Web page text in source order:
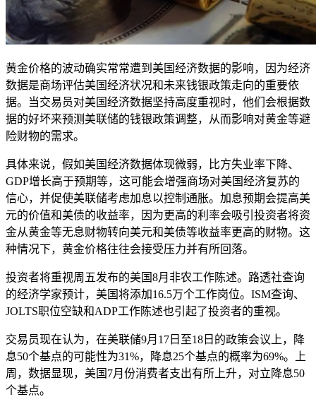
黄金价格的波动确实常常遭到美国经济数据的影响，因为经济
数据是商场评估美国经济状况和未来钱银政策走向的重要依
据。当交易员对美国经济数据坚持高度重视时，他们会根据数
据的好坏来预测美联储的钱银政策调整，从而影响对黄金等避
险财物的需求。
具体来说，假如美国经济数据体现微弱，比方失业率下降、
GDP增长高于预期等，这可能会增强商场对美国经济复苏的
信心，并促使美联储考虑加息以控制通胀。加息预期会提高美
元的价值和美债的收益率，因为更高的利率会吸引投资者将资
金从黄金等无息财物转向美元和美债等收益率更高的财物。这
种情况下，黄金价格往往会接受压力并有所回落。
投资者将重视周五发布的美国8月非农工作陈述。路透社查询
的经济学家预计，美国将添加16.5万个工作岗位。ISM查询、
JOLTS职位空缺和ADP工作陈述也引起了投资者的重视。
交易员现在认为，在美联储9月17日至18日的政策会议上，降
息50个基点的可能性为31%，降息25个基点的概率为69%。上
周，数据显现，美国7月份消费者支出有所上升，对立降息50
个基点。